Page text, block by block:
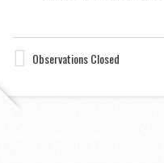
Observations Closed